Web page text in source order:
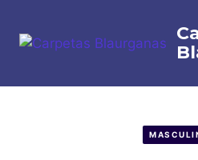
contenido